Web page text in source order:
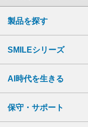
製品を探す
SMILEシリーズ
AI時代を生きる
保守・サポート